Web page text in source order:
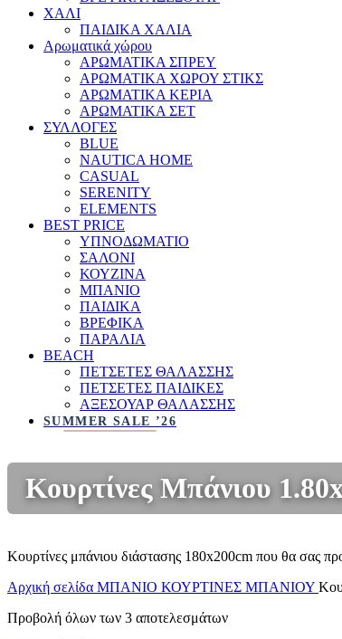
ΧΑΛΙ
ΠΑΙΔΙΚΑ ΧΑΛΙΑ
Αρωματικά χώρου
ΑΡΩΜΑΤΙΚΑ ΣΠΡΕΥ
ΑΡΩΜΑΤΙΚΑ ΧΩΡΟΥ ΣΤΙΚΣ
ΑΡΩΜΑΤΙΚΑ ΚΕΡΙΑ
ΑΡΩΜΑΤΙΚΑ ΣΕΤ
ΣΥΛΛΟΓΕΣ
BLUE
NAUTICA HOME
CASUAL
SERENITY
ELEMENTS
BEST PRICE
ΥΠΝΟΔΩΜΑΤΙΟ
ΣΑΛΟΝΙ
ΚΟΥΖΙΝΑ
ΜΠΑΝΙΟ
ΠΑΙΔΙΚΑ
ΒΡΕΦΙΚΑ
ΠΑΡΑΛΙΑ
BEACH
ΠΕΤΣΕΤΕΣ ΘΑΛΑΣΣΗΣ
ΠΕΤΣΕΤΕΣ ΠΑΙΔΙΚΕΣ
ΑΞΕΣΟΥΑΡ ΘΑΛΑΣΣΗΣ
SUMMER SALE ’26
Κουρτίνες Μπάνιου
Κουρτίνες μπάνιου διάστασης 180x200cm που θα σας
Αρχική σελίδα ΜΠΑΝΙΟ ΚΟΥΡΤΙΝΕΣ ΜΠΑΝΙΟΥ
Προβολή όλων των 3 αποτελεσμάτων